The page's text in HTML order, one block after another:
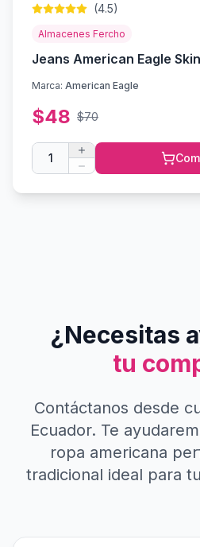
(4.5)
Almacenes Fercho
Jeans American Eagle
Marca: American Eagle
$48 $70
1
¿Necesitas
tu
Contáctanos desde
Ecuador. Te
ropa americana
tradicional ideal para